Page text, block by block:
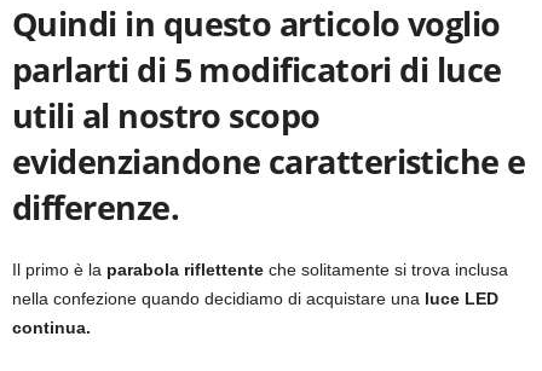
Quindi in questo articolo voglio
parlarti di 5 modificatori di luce
utili al nostro scopo
evidenziandone caratteristiche e
differenze.
Il primo è la parabola riflettente che solitamente si trova inclusa
nella confezione quando decidiamo di acquistare una luce LED
continua.